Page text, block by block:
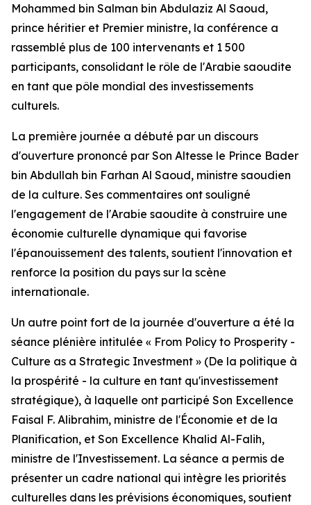
Mohammed bin Salman bin Abdulaziz Al Saoud,
prince héritier et Premier ministre, la conférence a
rassemblé plus de 100 intervenants et 1 500
participants, consolidant le rôle de l'Arabie saoudite
en tant que pôle mondial des investissements
culturels.
La première journée a débuté par un discours
d'ouverture prononcé par Son Altesse le Prince Bader
bin Abdullah bin Farhan Al Saoud, ministre saoudien
de la culture. Ses commentaires ont souligné
l'engagement de l'Arabie saoudite à construire une
économie culturelle dynamique qui favorise
l'épanouissement des talents, soutient l'innovation et
renforce la position du pays sur la scène
internationale.
Un autre point fort de la journée d'ouverture a été la
séance plénière intitulée « From Policy to Prosperity -
Culture as a Strategic Investment » (De la politique à
la prospérité - la culture en tant qu'investissement
stratégique), à laquelle ont participé Son Excellence
Faisal F. Alibrahim, ministre de l'Économie et de la
Planification, et Son Excellence Khalid Al-Falih,
ministre de l'Investissement. La séance a permis de
présenter un cadre national qui intègre les priorités
culturelles dans les prévisions économiques, soutient